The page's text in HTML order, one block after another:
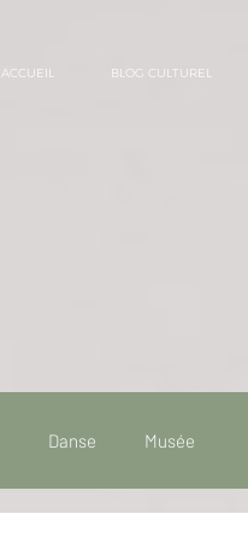
ACCUEIL BLOG CULTUREL
Danse Musée